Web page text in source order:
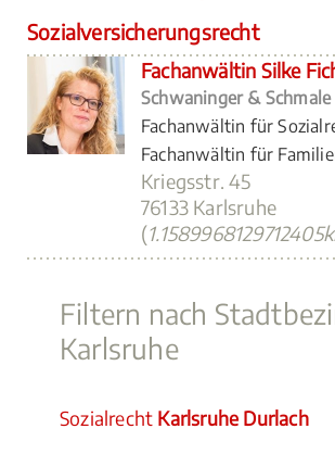
Sozialversicherungsrecht
Fachanwältin Silke
Schwaninger & Schmale
Fachanwältin für
Fachanwältin für
Kriegsstr. 45
76133 Karlsruhe
(
Filtern nach
Karlsruhe
Sozialrecht Karlsruhe Durlach